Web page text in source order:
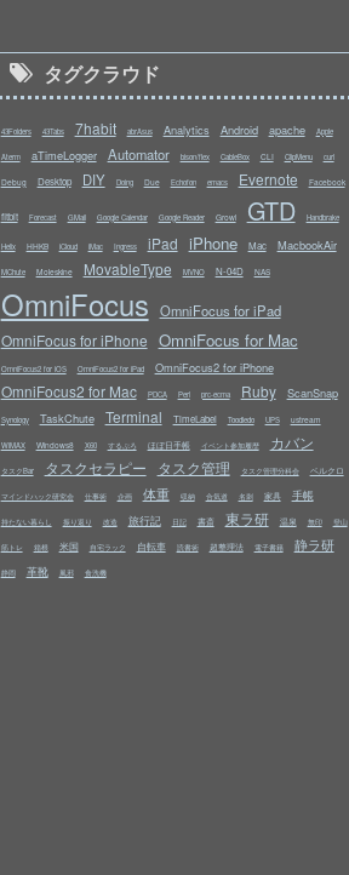
タグクラウド
43Folders 43Tabs 7habit abrAsus Analytics Android apache Apple
Aterm aTimeLogger Automator bison/flex CableBox CLI ClipMenu curl
Debug Desktop DIY Doing Due Echofon emacs Evernote Facebook
fitbit Forecast GMail Google Calendar Google Reader Growl GTD Handbrake
Helix HHKB iCloud iMac Ingress iPad iPhone Mac MacbookAir
MChute Moleskine MovableType MVNO N-04D NAS
OmniFocus OmniFocus for iPad
OmniFocus for iPhone OmniFocus for Mac
OmniFocus2 for iOS OmniFocus2 for iPad OmniFocus2 for iPhone
OmniFocus2 for Mac PDCA Perl prc-ecma Ruby ScanSnap
Synology TaskChute Terminal TimeLabel Toodledo UPS ustream
WiMAX Windows8 X60 するぷろ ほぼ日手帳 イベント参加履歴 カバン
タスクBar タスクセラピー タスク管理 タスク管理分科会 ベルクロ
マインドハック研究会 仕事術 企画 体重 収納 合気道 名刺 家具 手帳
持たない暮らし 振り返り 改造 旅行記 日記 書斎 東ラ研 温泉 無印 登山
筋トレ 箱根 米国 自宅ラック 自転車 読書術 超整理法 電子書籍 静ラ研
静岡 革靴 風邪 食洗機